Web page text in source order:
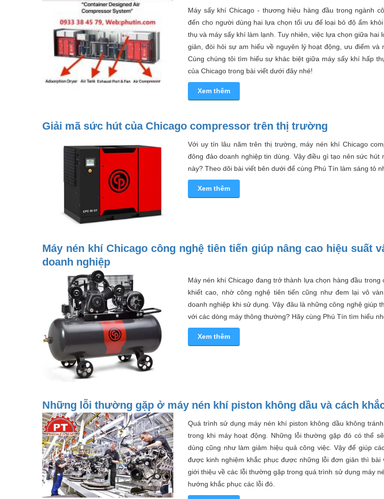
Máy sấy khí Chicago - thương hiệu hàng đầu trong ngành
đến cho người dùng hai lựa chọn tối ưu để loại bỏ độ ẩm
thụ và máy sấy khí làm lạnh. Tuy nhiên, việc lựa chọn giữa hai
giản, đòi hỏi sự am hiểu về nguyên lý hoạt động, ưu điểm và
Cùng chúng tôi tìm hiểu sự khác biệt giữa máy sấy khí hấp
của Chicago trong bài viết dưới đây nhé!
Xem thêm
Giải mã sức hút của Chicago compressor trên thị trường
Với uy tín lâu năm trên thị trường, máy nén khí Chicago
đông đảo doanh nghiệp tin dùng. Vậy điều gì tạo nên sức hút
này? Theo dõi bài viết bên dưới để cùng Phú Tín làm sáng tỏ
Xem thêm
Máy nén khí Chicago công nghệ tiên tiến giúp nâng cao hiệu suất
doanh nghiệp
Máy nén khí Chicago đang trở thành lựa chọn hàng đầu trong
khiết cao, nhờ công nghệ tiên tiến cũng như đem lại vô
doanh nghiệp khi sử dụng. Vậy đâu là những công nghệ giúp
với các dòng máy thông thường? Hãy cùng Phú Tín tìm hiểu
Xem thêm
Những lỗi thường gặp ở máy nén khí piston không dầu và cách
Quá trình sử dụng máy nén khí piston không dầu không
trong khi máy hoạt động. Những lỗi thường gặp đó có thể
dùng cũng như làm giảm hiệu quả công việc. Vậy để giúp
được kinh nghiệm khắc phục được những lỗi đơn giản thì bài
giới thiệu về các lỗi thường gặp trong quá trình sử dụng máy
hướng khắc phục các lỗi đó.